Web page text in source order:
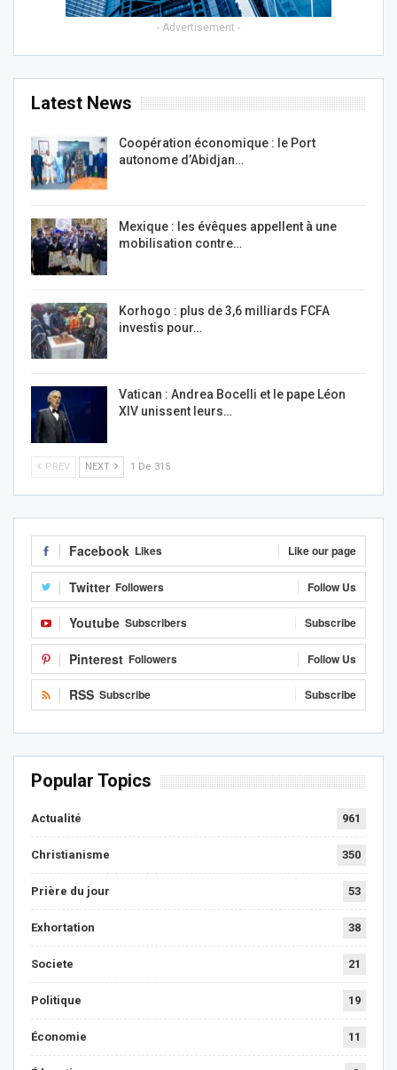
- Advertisement -
Latest News
Coopération économique : le Port
autonome d’Abidjan…
Mexique : les évêques appellent à une
mobilisation contre…
Korhogo : plus de 3,6 milliards FCFA
investis pour…
Vatican : Andrea Bocelli et le pape Léon
XIV unissent leurs…
PREV NEXT 1 De 315
Facebook Likes Like our page
Twitter Followers Follow Us
Youtube Subscribers Subscribe
Pinterest Followers Follow Us
RSS Subscribe Subscribe
Popular Topics
Actualité 961
Christianisme 350
Prière du jour 53
Exhortation 38
Societe 21
Politique 19
Économie 11